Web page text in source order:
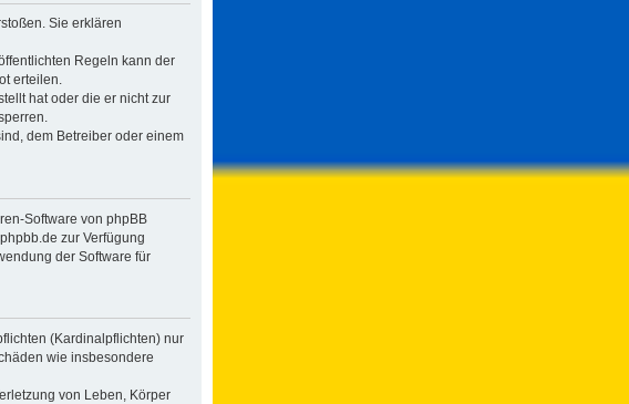
Sie erklären
Regeln kann der
erteilen.
hat oder die er nicht zur
dem Betreiber oder einem
Software von phpBB
zur Verfügung
der Software für
(Kardinalpflichten) nur
wie insbesondere
von Leben, Körper